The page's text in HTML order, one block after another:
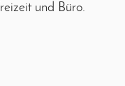
und Büro.